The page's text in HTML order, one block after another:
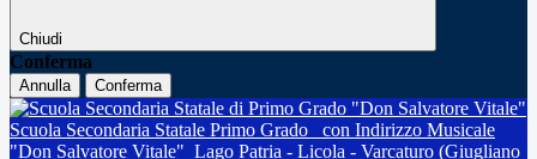
Chiudi
Conferma
Annulla Conferma
Scuola Secondaria Statale Primo Grado
con Indirizzo Musicale
"Don Salvatore Vitale" Lago Patria - Licola - Varcaturo (Giugliano